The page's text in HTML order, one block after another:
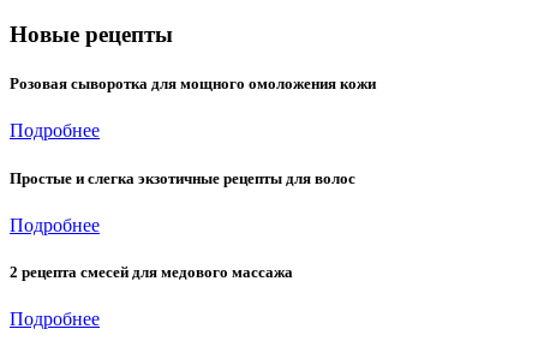
Новые рецепты
Розовая сыворотка для мощного омоложения кожи
Подробнее
Простые и слегка экзотичные рецепты для волос
Подробнее
2 рецепта смесей для медового массажа
Подробнее